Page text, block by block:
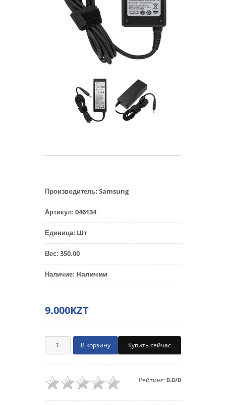
Производитель: Samsung
Артикул: 046134
Единица: Шт
Вес: 350.00
Наличие: Наличии
9.000KZT
Купить сейчас
Рейтинг:0.0/0